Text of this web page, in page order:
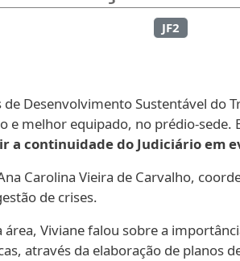
JF2
Desenvolvimento Sustentável do
melhor equipado, no prédio-sede.
a continuidade do Judiciário em
Carolina Vieira de Carvalho,
de crises.
Viviane falou sobre a
através da elaboração de planos